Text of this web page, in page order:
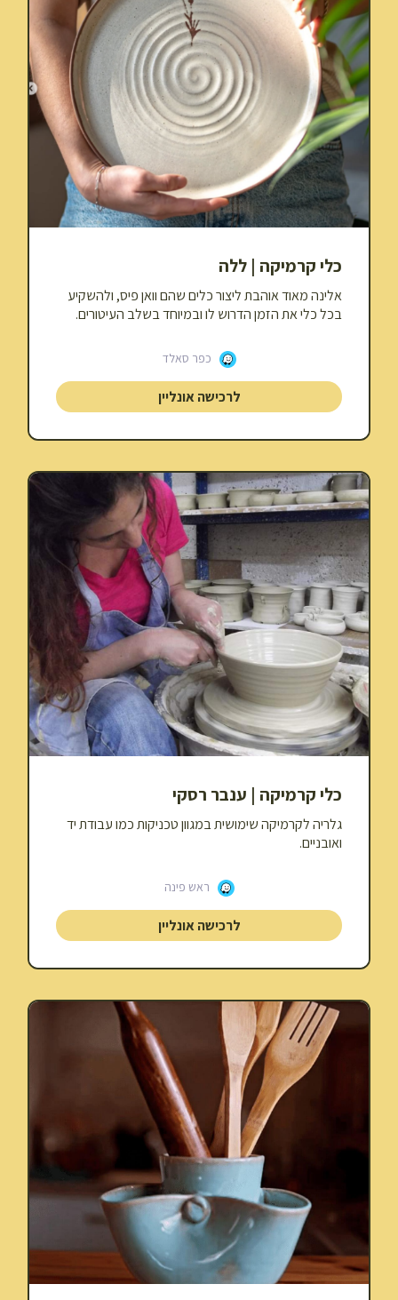
כלי קרמיקה | ללה
אלינה מאוד אוהבת ליצור כלים שהם וואן פיס, ולהשקיע
בכל כלי את הזמן הדרוש לו ובמיוחד בשלב העיטורים.
כפר סאלד
לרכישה אונליין
כלי קרמיקה | ענבר רסקי
גלריה לקרמיקה שימושית במגוון טכניקות כמו עבודת יד
ואובניים.
ראש פינה
לרכישה אונליין